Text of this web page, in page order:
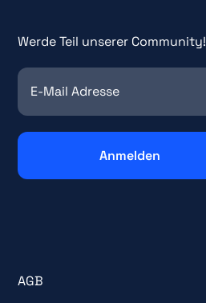
Werde Teil unserer Community!
AGB